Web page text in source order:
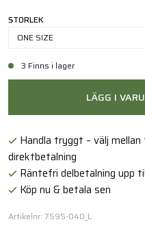
STORLEK
ONE SIZE
3 Finns i lager
LÄGG I
Handla tryggt – välj
direktbetalning
Räntefri delbetalning upp
Köp nu & betala sen
Artikelnr: 7595-040_L